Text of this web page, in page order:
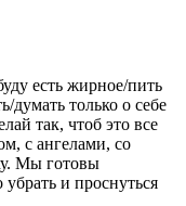
есть жирное/пить
думать только о себе
так, чтоб это все
с ангелами, со
Мы готовы
и проснуться